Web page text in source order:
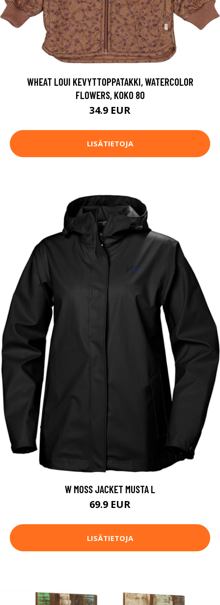
WHEAT LOUI KEVYTTOPPATAKKI, WATERCOLOR
FLOWERS, KOKO 80
34.9 EUR
LISÄTIETOJA
W MOSS JACKET MUSTA L
69.9 EUR
LISÄTIETOJA